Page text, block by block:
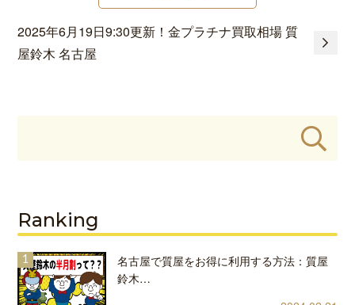
2025年6月19日9:30更新！金プラチナ買取相場 質
屋鈴木 名古屋
Ranking
名古屋で質屋をお得に利用する方法：質屋
鈴木…